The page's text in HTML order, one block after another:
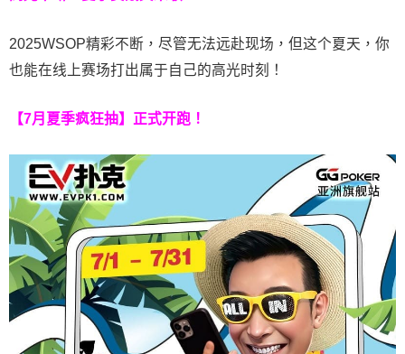
2025WSOP精彩不断，尽管无法远赴现场，但这个夏天，你
也能在线上赛场打出属于自己的高光时刻！
【7月夏季疯狂抽】正式开跑！